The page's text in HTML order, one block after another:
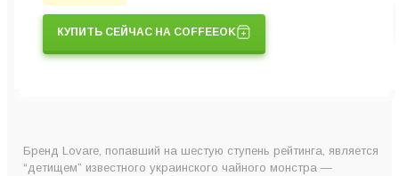
КУПИТЬ СЕЙЧАС НА COFFEEOK
Бренд Lovare, попавший на шестую ступень рейтинга, является
“детищем” известного украинского чайного монстра —